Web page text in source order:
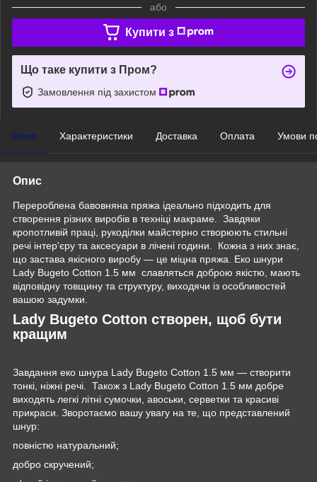
або
Купити з
Що таке купити з Пром?
Замовлення під захистом
Опис Характеристики Доставка Оплата Умови
Опис
Перероблена‌ ‌бавовняна‌ ‌пряжа‌ ‌ідеально‌ ‌підходить‌ ‌для‌
‌створення‌ ‌різних‌ ‌виробів‌ ‌в‌‌‌‌ техніці макраме. ‌ ‌Завдяки
кропотливій праці, рукоділки майстерно створюють стильні
речі інтер'єру та аксесуари в лічені години. ‌Кожна‌‌ з‌‌ них‌ ‌знає,‌
‌що‌ ‌застава ‌якісного‌ ‌виробу‌ — ‌це‌ ‌міцна‌ ‌пряжа. Еко‌ ‌шнури‌
‌Lady Bugeto Cotton ‌1.5 ‌мм ‌ славляться‌ ‌доброю ‌якістю,‌ ‌мають
відповідну товщину ‌та ‌структуру, ‌виходячи‌ ‌із‌ ‌особливостей‌
‌вашою‌ ‌задумки.‌
Lady Bugeto Cotton ‌створен,‌ ‌щоб‌ ‌бути‌
‌кращим‌
Завдання ‌еко‌ ‌шнура‌ ‌Lady Bugeto Cotton ‌1.5 ‌мм‌ ‌— ‌створити‌
‌тонкі,‌ ‌ніжні‌ ‌речі‌. ‌ Також‌ ‌з Lady Bugeto Cotton‌ ‌1.5 ‌мм‌ ‌добре‌
‌виходять‌ ‌легкі літні сумочки, авоськи, серветки та‌ красиві‌
‌прикраси.‌ ‌Зворотаємо ‌вашу ‌увагу ‌на‌ ‌те,‌ ‌що‌ ‌‌‌‌‌‌‌‌‌‌‌‌‌‌‌‌‌‌‌‌‌‌‌‌представлений
шнур:
повністю‌ ‌натуральний;‌
‌добро‌ ‌скручений;‌ ‌